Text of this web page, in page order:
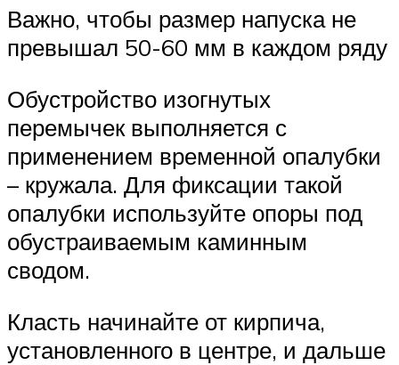
Важно, чтобы размер напуска не
превышал 50-60 мм в каждом ряду
Обустройство изогнутых
перемычек выполняется с
применением временной опалубки
– кружала. Для фиксации такой
опалубки используйте опоры под
обустраиваемым каминным
сводом.
Класть начинайте от кирпича,
установленного в центре, и дальше